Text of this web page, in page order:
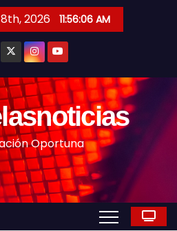
2026 11:56:08 AM
Oportuna